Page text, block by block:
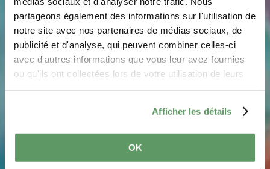
partageons également des informations sur l'utilisation de
notre site avec nos partenaires de médias sociaux, de
publicité et d'analyse, qui peuvent combiner celles-ci
avec d'autres informations que vous leur avez fournies
ou qu'ils ont collectées lors de votre utilisation de leurs
Afficher les détails
OK
Verschillende sporten